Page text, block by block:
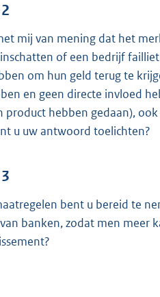
mij van mening dat het
of een bedrijf
om hun geld terug te
en geen directe invloed
product hebben gedaan),
u uw antwoord toelichten?
bent u bereid te
banken, zodat men meer